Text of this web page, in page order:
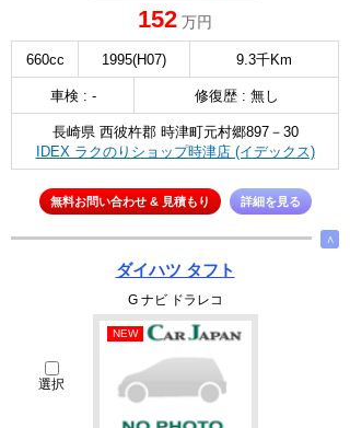
152 万円
660cc 1995(H07) 9.3千Km
車検 : - 修復歴 : 無し
長崎県 西彼杵郡 時津町元村郷897－30
IDEX ラクのりショップ時津店 (イデックス)
無料お問い合わせ & 見積もり 詳細を見る
∧
ダイハツ タフト
G ナビ ドラレコ
選択
NEW